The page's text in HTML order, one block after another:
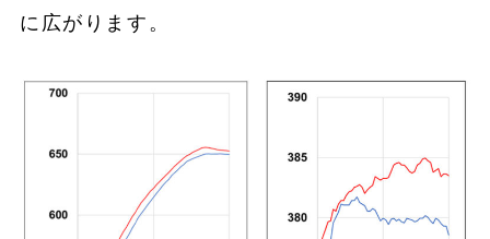
に広がります。